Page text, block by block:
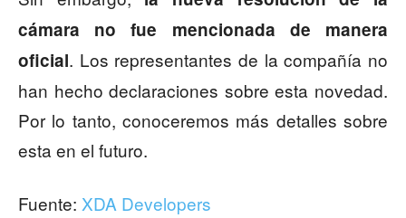
cámara no fue mencionada de manera
oficial. Los representantes de la compañía no
han hecho declaraciones sobre esta novedad.
Por lo tanto, conoceremos más detalles sobre
esta en el futuro.
Fuente: XDA Developers